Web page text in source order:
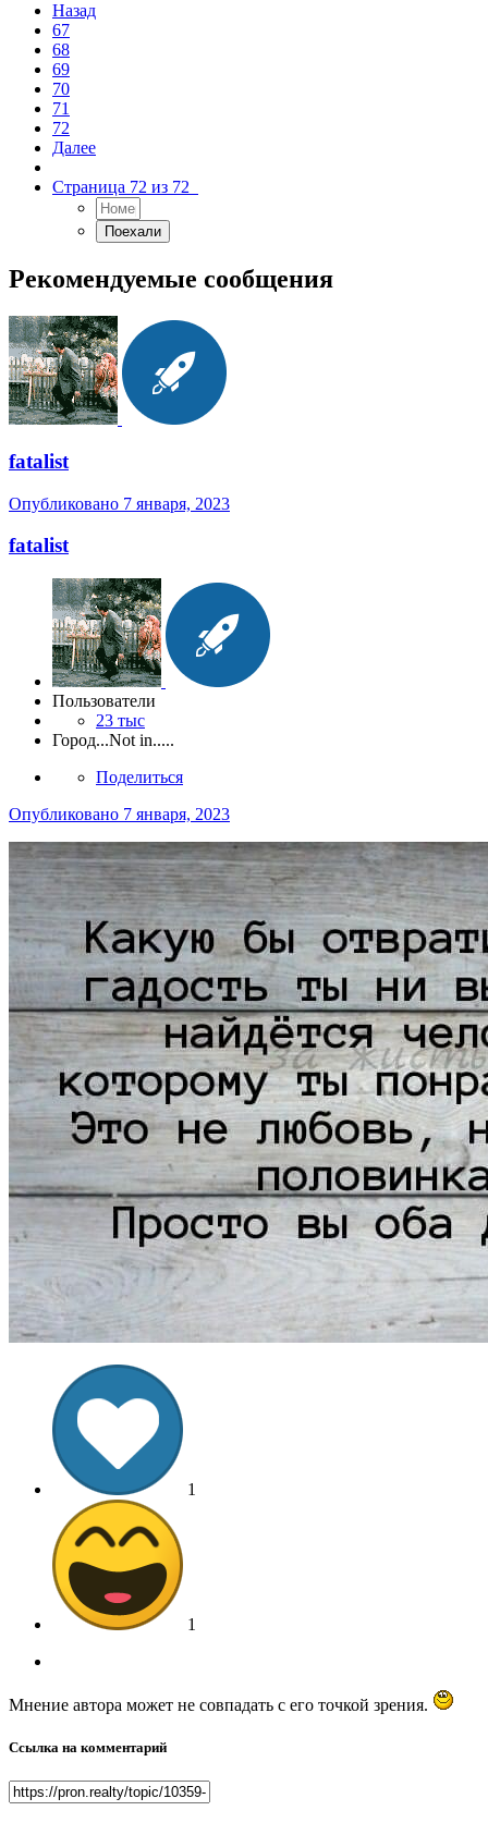
Назад
67
68
69
70
71
72
Далее
Страница 72 из 72
Рекомендуемые сообщения
fatalist
Опубликовано 7 января, 2023
fatalist
Пользователи
23 тыс
Город...Not in.....
Поделиться
Опубликовано 7 января, 2023
1
1
Мнение автора может не совпадать с его точкой зрения.
Ссылка на комментарий